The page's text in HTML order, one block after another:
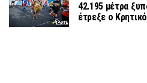
42.195 μέτρα
έτρεξε ο